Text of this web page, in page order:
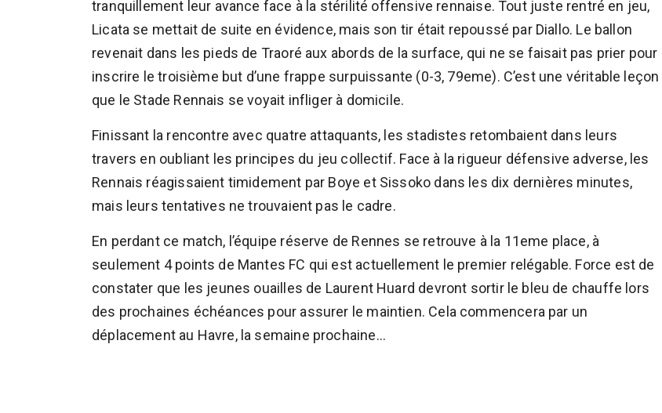
tranquillement leur avance face à la stérilité offensive rennaise. Tout juste rentré en jeu,
Licata se mettait de suite en évidence, mais son tir était repoussé par Diallo. Le ballon
revenait dans les pieds de Traoré aux abords de la surface, qui ne se faisait pas prier pour
inscrire le troisième but d’une frappe surpuissante (0-3, 79eme). C’est une véritable leçon
que le Stade Rennais se voyait infliger à domicile.
Finissant la rencontre avec quatre attaquants, les stadistes retombaient dans leurs
travers en oubliant les principes du jeu collectif. Face à la rigueur défensive adverse, les
Rennais réagissaient timidement par Boye et Sissoko dans les dix dernières minutes,
mais leurs tentatives ne trouvaient pas le cadre.
En perdant ce match, l’équipe réserve de Rennes se retrouve à la 11eme place, à
seulement 4 points de Mantes FC qui est actuellement le premier relégable. Force est de
constater que les jeunes ouailles de Laurent Huard devront sortir le bleu de chauffe lors
des prochaines échéances pour assurer le maintien. Cela commencera par un
déplacement au Havre, la semaine prochaine...